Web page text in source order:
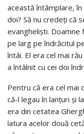
această întâmplare,
doi? Să nu credeţi că
evanghelişti. Doamne
pe larg pe îndrăcitul
întâi. El era cel mai
a întâlnit cu cei doi
Pentru că era cel mai
că-l legau în lanţuri şi
era din cetatea
latura acelor două